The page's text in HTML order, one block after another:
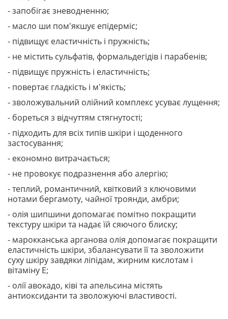
- запобігає зневодненню;
- масло ши пом'якшує епідерміс;
- підвищує еластичність і пружність;
- не містить сульфатів, формальдегідів і парабенів;
- підвищує пружність і еластичність;
- повертає гладкість і м'якість;
- зволожувальний олійний комплекс усуває лущення;
- бореться з відчуттям стягнутості;
- підходить для всіх типів шкіри і щоденного
застосування;
- економно витрачається;
- не провокує подразнення або алергію;
- теплий, романтичний, квітковий з ключовими
нотами бергамоту, чайної троянди, амбри;
- олія шипшини допомагає помітно покращити
текстуру шкіри та надає їй сяючого блиску;
- марокканська арганова олія допомагає покращити
еластичність шкіри, збалансувати її та зволожити
суху шкіру завдяки ліпідам, жирним кислотам і
вітаміну Е;
- олії авокадо, ківі та апельсина містять
антиоксиданти та зволожуючі властивості.